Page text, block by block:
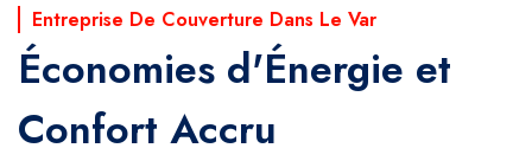
Entreprise De Couverture Dans Le Var
Économies d'Énergie et
Confort Accru